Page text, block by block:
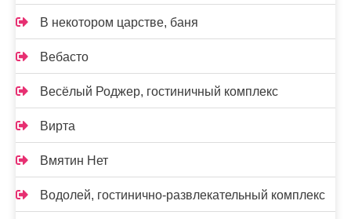
В некотором царстве, баня
Вебасто
Весёлый Роджер, гостиничный комплекс
Вирта
Вмятин Нет
Водолей, гостинично-развлекательный комплекс